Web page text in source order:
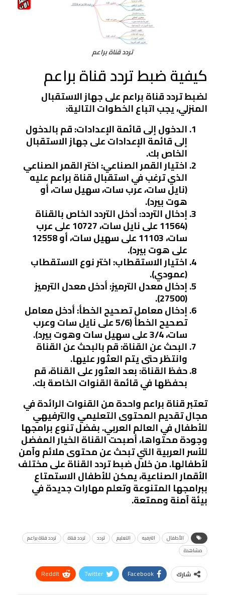
تردد قناة براعم
كيفية ضبط تردد قناة براعم
لضبط تردد قناة براعم على جهاز الاستقبال
المنزلي، يجب اتباع الخطوات التالية:
الدخول إلى قائمة الإعدادات:قم بالدخول
إلى قائمة الإعدادات على جهاز الاستقبال
الخاص بك.
اختيار القمر الصناعي:اختر القمر الصناعي
الذي ترغب في استقبال قناة براعم عليه
(نايل سات، عرب سات، سهيل سات، أو
هوت بيرد).
إدخال التردد:أدخل التردد الخاص بالقناة
(11564 على نايل سات، 10727 على عرب
سات، 11103 على سهيل سات، أو 12558
على هوت بيرد).
اختيار الاستقطاب:اختر نوع الاستقطاب
(عمودي).
إدخال معدل الترميز:أدخل معدل الترميز
(27500).
إدخال معامل تصحيح الخطأ:أدخل معامل
تصحيح الخطأ (5/6 على نايل سات وعرب
سات، 3/4 على سهيل سات وهوت بيرد).
البحث عن القناة:قم بالبحث عن القناة
وانتظر حتى يتم العثور عليها.
حفظ القناة:بعد العثور على القناة، قم
بحفظها في قائمة القنوات الخاصة بك.
تعتبر قناة براعم واحدة من القنوات الرائدة في
مجال تقديم المحتوى التعليمي والترفيهي
للأطفال في العالم العربي. بفضل تنوع برامجها
وجودة محتواها، أصبحت القناة الخيار المفضل
للأسر العربية التي تبحث عن محتوى ملائم وآمن
لأطفالها. من خلال ضبط تردد القناة على مختلف
الأقمار الصناعية، يمكن للأطفال الاستمتاع
ببرامجها المتنوعة وتعلم مهارات جديدة في
بيئة آمنة وممتعة.
الأطفال الترفيه التعليم تردد تردد قناة
تردد قناة براعم
مشاهدة
شارك Facebook
Twitter
ReddIt